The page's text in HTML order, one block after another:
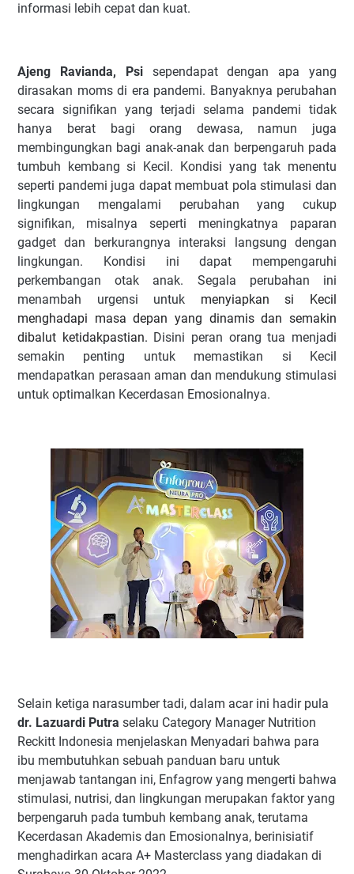
informasi lebih cepat dan kuat.
Ajeng Ravianda, Psisependapat dengan apa yang
dirasakan moms di era pandemi. Banyaknya perubahan
secara signifikan yang terjadi selama pandemi tidak
hanya berat bagi orang dewasa, namun juga
membingungkan bagi anak-anak dan berpengaruh pada
tumbuh kembang si Kecil. Kondisi yang tak menentu
seperti pandemi juga dapat membuat pola stimulasi dan
lingkungan mengalami perubahan yang cukup
signifikan, misalnya seperti meningkatnya paparan
gadget dan berkurangnya interaksi langsung dengan
lingkungan. Kondisi ini dapat mempengaruhi
perkembangan otak anak. Segala perubahan ini
menambah urgensi untuk menyiapkan si Kecil
menghadapi masa depan yang dinamis dan semakin
dibalut ketidakpastian. Disini peran orang tua menjadi
semakin penting untuk memastikan si Kecil
mendapatkan perasaan aman dan mendukung stimulasi
untuk optimalkan Kecerdasan Emosionalnya.
Selain ketiga narasumber tadi, dalam acar ini hadir pula
dr. Lazuardi Putra selaku Category Manager Nutrition
Reckitt Indonesia menjelaskan Menyadari bahwa para
ibu membutuhkan sebuah panduan baru untuk
menjawab tantangan ini, Enfagrow yang mengerti bahwa
stimulasi, nutrisi, dan lingkungan merupakan faktor yang
berpengaruh pada tumbuh kembang anak, terutama
Kecerdasan Akademis dan Emosionalnya, berinisiatif
menghadirkan acara A+ Masterclass yang diadakan di